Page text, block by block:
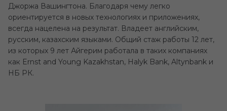
Джоржа Вашингтона. Благодаря чему легко
ориентируется в новых технологиях и приложениях,
всегда нацелена на результат. Владеет английским,
русским, казахским языками. Общий стаж работы 12 лет,
из которых 9 лет Айгерим работала в таких компаниях
как Ernst and Young Kazakhstan, Halyk Bank, Altynbank и
НБ РК.